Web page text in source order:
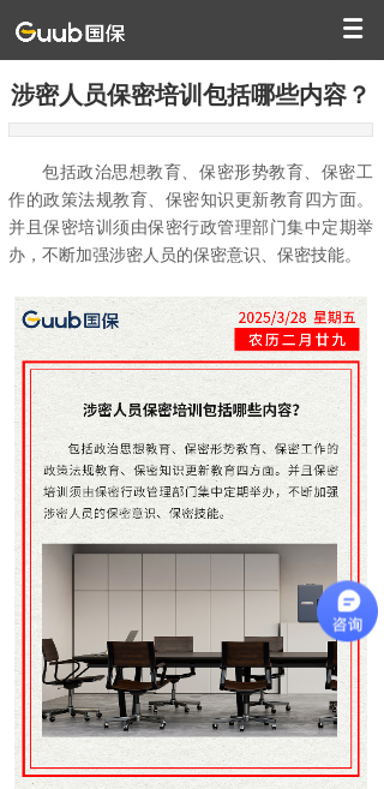
涉密人员保密培训包括哪些内容？
包括政治思想教育、保密形势教育、保密工
作的政策法规教育、保密知识更新教育四方面。
并且保密培训须由保密行政管理部门集中定期举
办，不断加强涉密人员的保密意识、保密技能。